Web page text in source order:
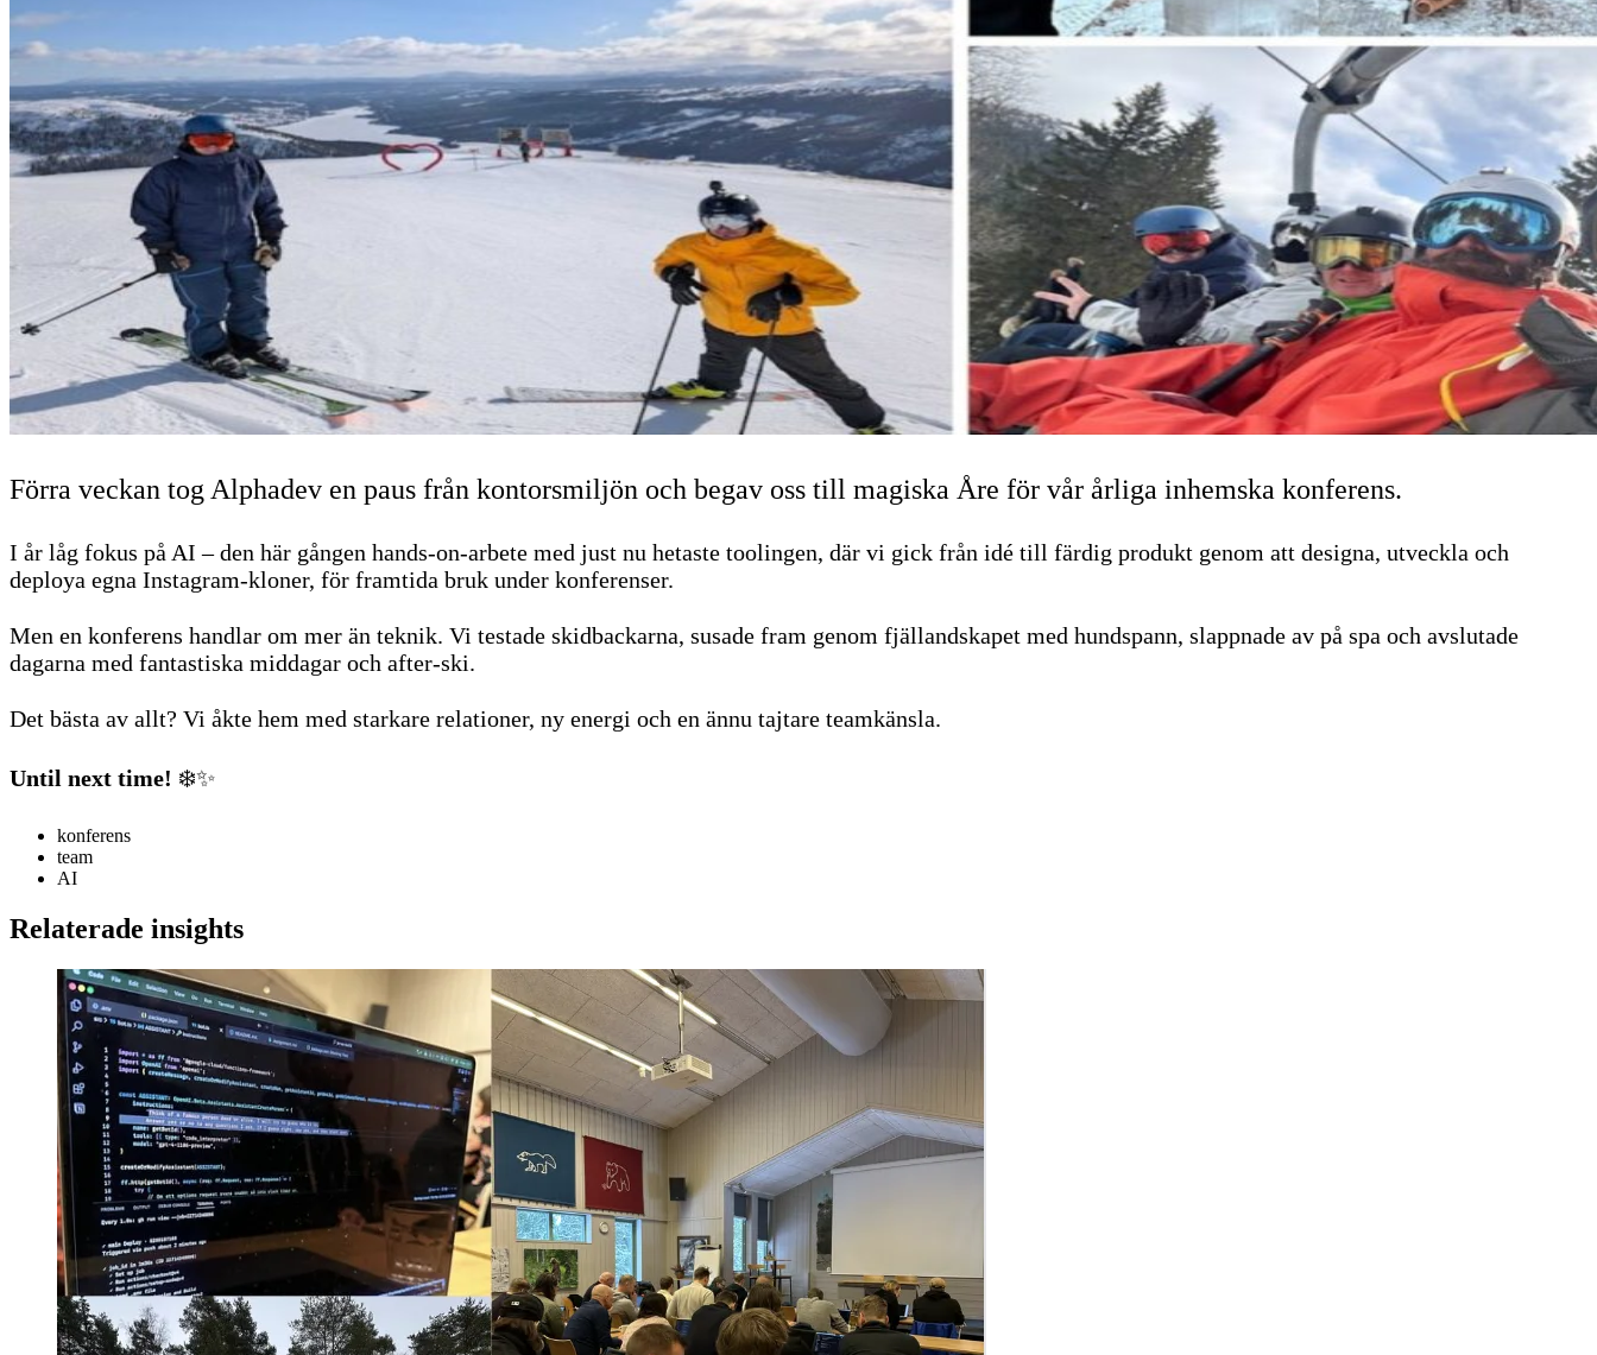
Förra veckan tog Alphadev en paus från kontorsmiljön och begav oss till magiska Åre för vår årliga inhemska konferens.
I år låg fokus på AI – den här gången hands-on-arbete med just nu hetaste toolingen, där vi gick från idé till färdig produkt genom att designa, utveckla och
deploya egna Instagram-kloner, för framtida bruk under konferenser.
Men en konferens handlar om mer än teknik. Vi testade skidbackarna, susade fram genom fjällandskapet med hundspann, slappnade av på spa och avslutade
dagarna med fantastiska middagar och after-ski.
Det bästa av allt? Vi åkte hem med starkare relationer, ny energi och en ännu tajtare teamkänsla.
Until next time! ❄️✨
konferens
team
AI
Relaterade insights